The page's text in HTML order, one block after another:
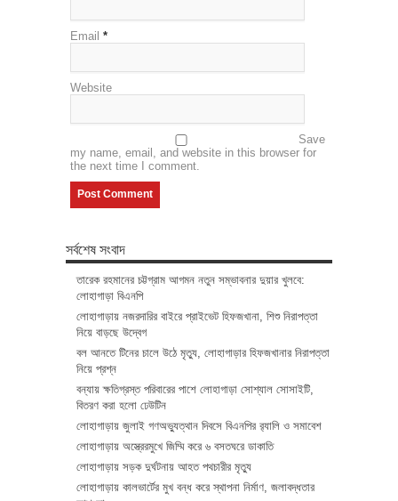
Email *
Website
Save
my name, email, and website in this browser for
the next time I comment.
সর্বশেষ সংবাদ
তারেক রহমানের চট্টগ্রাম আগমন নতুন সম্ভাবনার দুয়ার খুলবে:
লোহাগাড়া বিএনপি
লোহাগাড়ায় নজরদারির বাইরে প্রাইভেট হিফজখানা, শিশু নিরাপত্তা
নিয়ে বাড়ছে উদ্বেগ
বল আনতে টিনের চালে উঠে মৃত্যু, লোহাগাড়ার হিফজখানার নিরাপত্তা
নিয়ে প্রশ্ন
বন্যায় ক্ষতিগ্রস্ত পরিবারের পাশে লোহাগাড়া সোশ্যাল সোসাইটি,
বিতরণ করা হলো ঢেউটিন
লোহাগাড়ায় জুলাই গণঅভ্যুত্থান দিবসে বিএনপির র‌্যালি ও সমাবেশ
লোহাগাড়ায় অস্ত্রেরমুখে জিম্মি করে ৬ বসতঘরে ডাকাতি
লোহাগাড়ায় সড়ক দুর্ঘটনায় আহত পথচারীর মৃত্যু
লোহাগাড়ায় কালভার্টের মুখ বন্ধ করে স্থাপনা নির্মাণ, জলাবদ্ধতার